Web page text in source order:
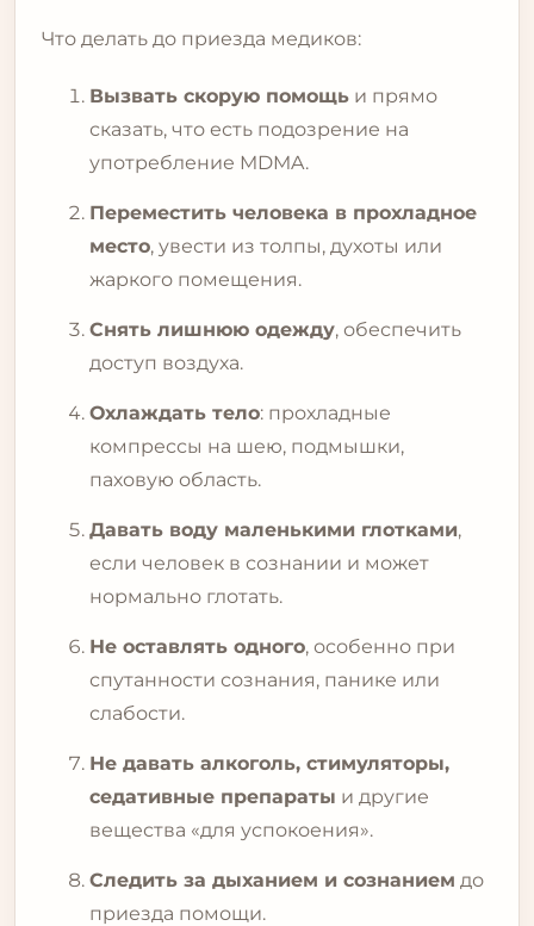
Что делать до приезда медиков:
Вызвать скорую помощь и прямо
сказать, что есть подозрение на
употребление MDMA.
Переместить человека в прохладное
место, увести из толпы, духоты или
жаркого помещения.
Снять лишнюю одежду, обеспечить
доступ воздуха.
Охлаждать тело: прохладные
компрессы на шею, подмышки,
паховую область.
Давать воду маленькими глотками,
если человек в сознании и может
нормально глотать.
Не оставлять одного, особенно при
спутанности сознания, панике или
слабости.
Не давать алкоголь, стимуляторы,
седативные препараты и другие
вещества «для успокоения».
Следить за дыханием и сознанием до
приезда помощи.